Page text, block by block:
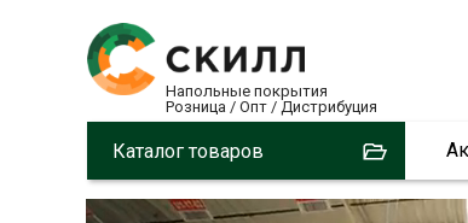
Напольные покрытия
Розница / Опт / Дистрибуция
Каталог товаров